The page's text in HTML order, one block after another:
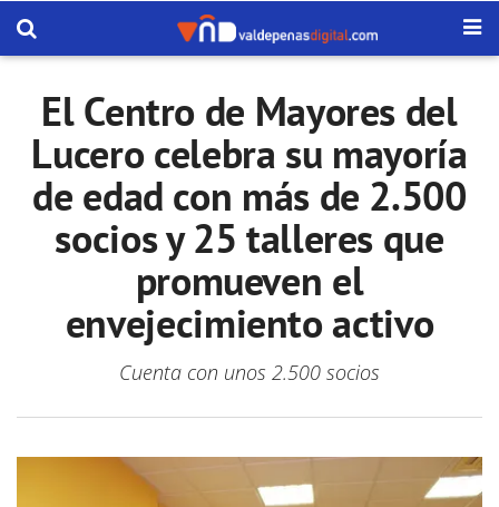
El Centro de Mayores del
Lucero celebra su mayoría
de edad con más de 2.500
socios y 25 talleres que
promueven el
envejecimiento activo
Cuenta con unos 2.500 socios